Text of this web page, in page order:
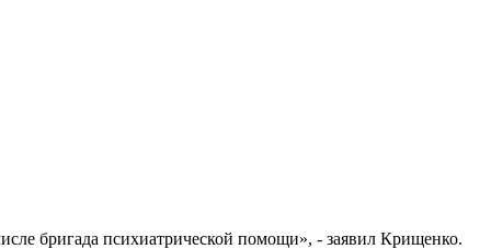
бригада психиатрической помощи», - заявил Крищенко.